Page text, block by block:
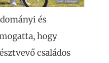
és
hogy
családos